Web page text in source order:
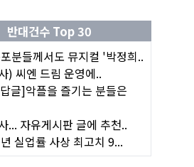
반대건수 Top 30
분들께서도 뮤지컬 '박정희..
) 씨엔 드림 운영에..
글]악플을 즐기는 분들은
... 자유게시판 글에 추천..
실업률 사상 최고치 9...